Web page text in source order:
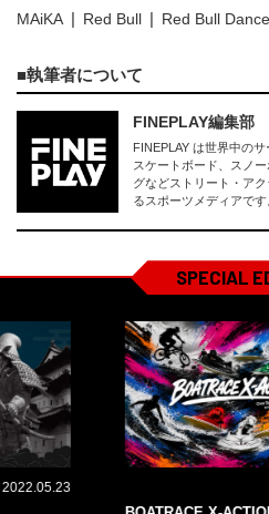
MAiKA Red Bull Red Bull
執筆者について
FINEPLAY編集部
FINEPLAY は世界中の
スケートボード、スノ
グなどストリート・ア
るスポーツメディアです
SPECIAL
2022.05.23